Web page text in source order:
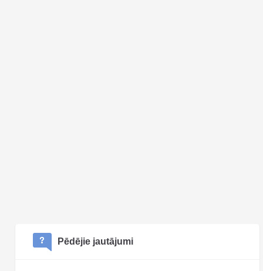
Pēdējie jautājumi